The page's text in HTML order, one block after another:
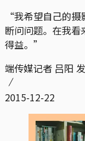
“我希望自己的
断问问题。在我
得益。”
端传媒记者 吕阳
2015-12-22